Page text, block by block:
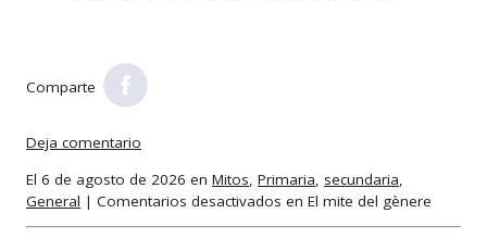
Comparte
Deja comentario
El 6 de agosto de 2026 en Mitos, Primaria, secundaria,
General | Comentarios desactivados en El mite del gènere